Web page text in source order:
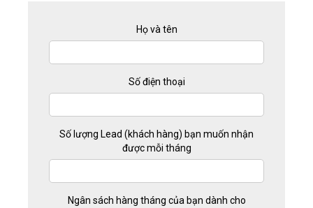
Họ và tên
Số lượng Lead (khách hàng) bạn muốn nhận
được mỗi tháng
Ngân sách hàng tháng của bạn dành cho
Số điện thoại